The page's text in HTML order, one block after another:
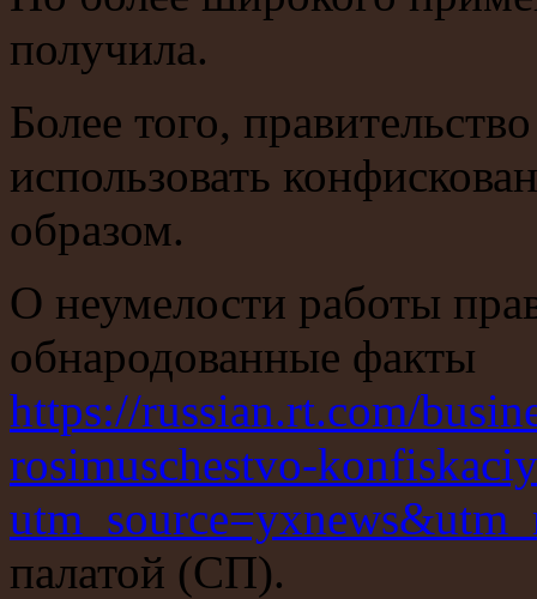
получила.
Более того,
использовать
образом.
О неумелости работы
обнародованные факты
https://russian.rt.com/
rosimuschestvo-
палатой (СП).